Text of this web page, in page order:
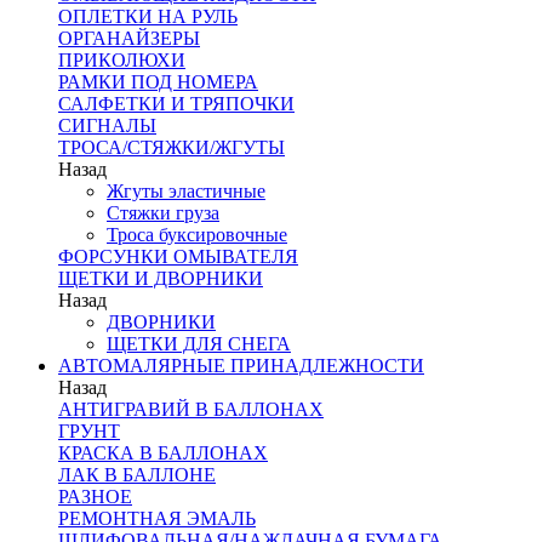
ОПЛЕТКИ НА РУЛЬ
ОРГАНАЙЗЕРЫ
ПРИКОЛЮХИ
РАМКИ ПОД НОМЕРА
САЛФЕТКИ И ТРЯПОЧКИ
СИГНАЛЫ
ТРОСА/СТЯЖКИ/ЖГУТЫ
Назад
Жгуты эластичные
Стяжки груза
Троса буксировочные
ФОРСУНКИ ОМЫВАТЕЛЯ
ЩЕТКИ И ДВОРНИКИ
Назад
ДВОРНИКИ
ЩЕТКИ ДЛЯ СНЕГА
АВТОМАЛЯРНЫЕ ПРИНАДЛЕЖНОСТИ
Назад
АНТИГРАВИЙ В БАЛЛОНАХ
ГРУНТ
КРАСКА В БАЛЛОНАХ
ЛАК В БАЛЛОНЕ
РАЗНОЕ
РЕМОНТНАЯ ЭМАЛЬ